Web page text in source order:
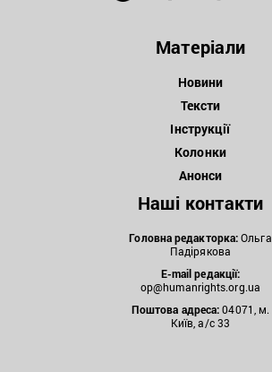
Матеріали
Новини
Тексти
Інструкції
Колонки
Анонси
Наші контакти
Головна редакторка:Ольга
Падірякова
E-mail редакції:
op@humanrights.org.ua
Поштова адреса:04071, м.
Київ, а/с 33